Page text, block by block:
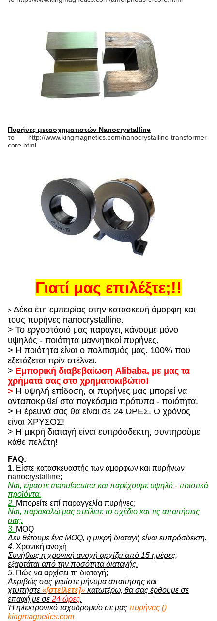
Πυρήνες μετασχηματιστών Nanocrystalline
το http://www.kingmagnetics.com/nanocrystalline-transformer-
core.html
Γιατί μας επιλέξτε;!!
> Δέκα έτη εμπειρίας στην κατασκευή άμορφη και
τους πυρήνες nanocrystalline.
> Το εργοστάσιό μας παράγει, κάνουμε μόνο
υψηλός - ποιότητα μαγνητικοί πυρήνες.
> Η ποιότητα είναι ο πολιτισμός μας. 100% που
εξετάζεται πρίν στέλνει.
> Εμπορική διαβεβαίωση Alibaba, με μας τα
χρήματά σας στο χρηματοκιβώτιο!
> Η υψηλή επίδοση, οι πυρήνες μας μπορεί να
ανταποκριθεί στα παγκόσμια πρότυπα - ποιότητα.
> Η έρευνά σας θα είναι σε 24 ΩΡΕΣ. Ο χρόνος
είναι ΧΡΥΣΟΣ!
> Η μικρή διαταγή είναι ευπρόσδεκτη, συντηρούμε
κάθε πελάτη!
FAQ:
1. Είστε κατασκευαστής των άμορφων και πυρήνων
nanocrystalline;
Ναι, είμαστε manufacutrer και παρέχουμε υψηλό - ποιοτικά
προϊόντα.
2. Μπορείτε επί παραγγελία πυρήνες;
Ναι, παρακαλώ μας στείλετε το σχέδιο και τις απαιτήσεις
σας.
3. MOQ
Δεν θέτουμε ένα MOQ, η μικρή διαταγή είναι ευπρόσδεκτη.
4. Χρονική ανοχή
Συνήθως η χρονική ανοχή αρχίζει από 15 ημέρες,
εξαρτάται από την ποσότητα διαταγής.
5. Πώς να αρχίσει τη διαταγή;
Ακριβώς σας γεμίστε μήνυμα απαίτησης και
χτυπήστε «[στείλετε]» κατωτέρω, θα σας έρθουμε σε
επαφή με σε 24 ώρες.
Ή ηλεκτρονικό ταχυδρομείο σε μας πυρήνας ()
kingmagnetics.com